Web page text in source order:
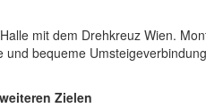
mit dem Drehkreuz Wien.
bequeme
Zielen